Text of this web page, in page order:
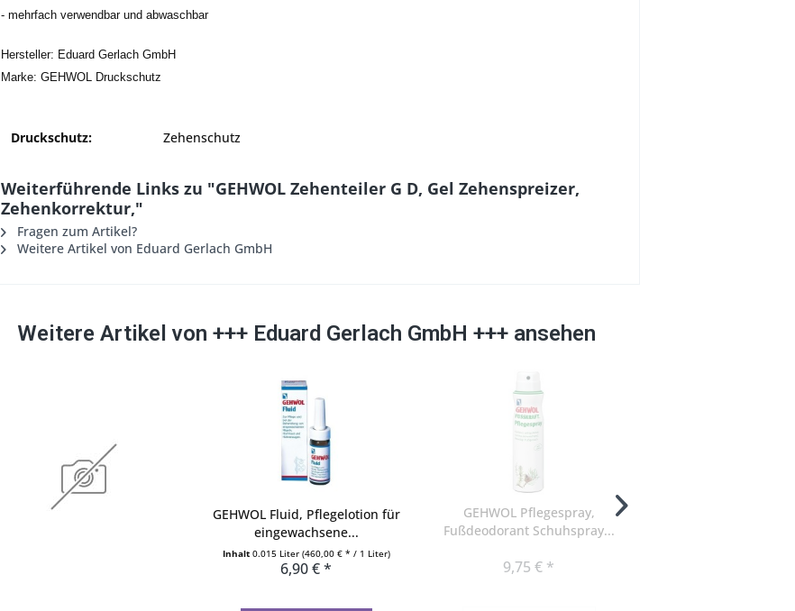
- mehrfach verwendbar und abwaschbar
Hersteller: Eduard Gerlach GmbH
Marke: GEHWOL Druckschutz
Druckschutz: Zehenschutz
Weiterführende Links zu "GEHWOL Zehenteiler G D, Gel Zehenspreizer,
Zehenkorrektur,"
Fragen zum Artikel?
Weitere Artikel von Eduard Gerlach GmbH
Weitere Artikel von +++ Eduard Gerlach GmbH +++ ansehen
GEHWOL Fluid, Pflegelotion für
eingewachsene...
Inhalt 0.015 Liter (460,00 € * / 1 Liter)
6,90 € *
GEHWOL Pflegespray,
Fußdeodorant Schuhspray...
9,75 € *